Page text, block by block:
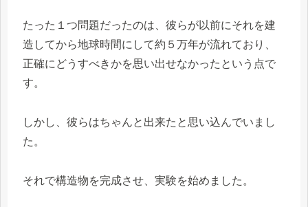
たった１つ問題だったのは、彼らが以前にそれを建
造してから地球時間にして約５万年が流れており、
正確にどうすべきかを思い出せなかったという点で
す。
しかし、彼らはちゃんと出来たと思い込んでいまし
た。
それで構造物を完成させ、実験を始めました。